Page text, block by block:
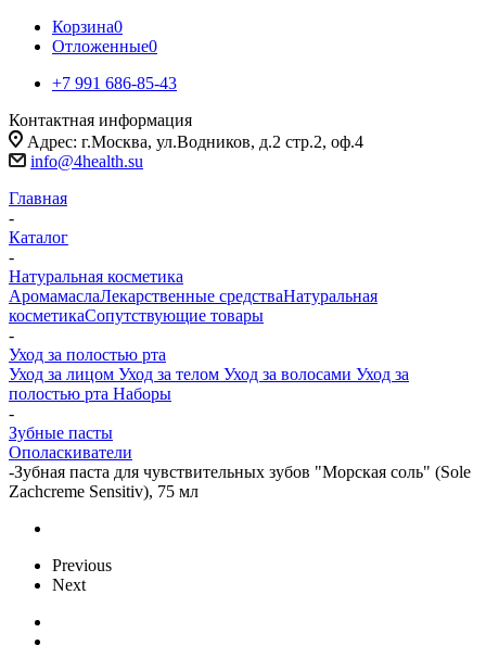
Корзина0
Отложенные0
+7 991 686-85-43
Контактная информация
Адрес: г.Москва, ул.Водников, д.2 стр.2, оф.4
info@4health.su
Главная
-
Каталог
-
Натуральная косметика
АромамаслаЛекарственные средстваНатуральная
косметикаСопутствующие товары
-
Уход за полостью рта
Уход за лицом Уход за телом Уход за волосами Уход за
полостью рта Наборы
-
Зубные пасты
Ополаскиватели
-Зубная паста для чувствительных зубов "Морская соль" (Sole
Zachcreme Sensitiv), 75 мл
Previous
Next